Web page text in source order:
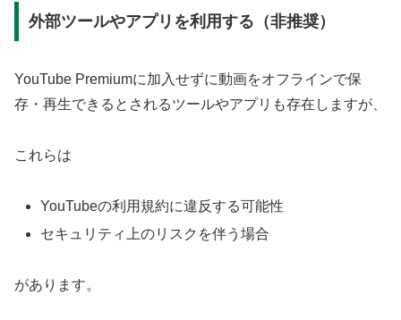
外部ツールやアプリを利用する（非推奨）
YouTube Premiumに加入せずに動画をオフラインで保
存・再生できるとされるツールやアプリも存在しますが、
これらは
YouTubeの利用規約に違反する可能性
セキュリティ上のリスクを伴う場合
があります。